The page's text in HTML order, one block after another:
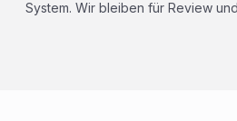
System. Wir bleiben für Review